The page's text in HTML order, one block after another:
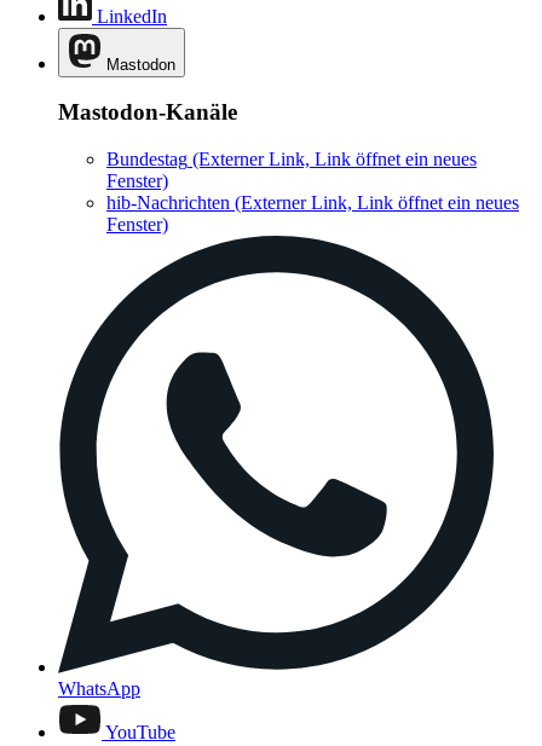
LinkedIn
Mastodon
Mastodon-Kanäle
Bundestag (Externer Link, Link öffnet ein neues
Fenster)
hib-Nachrichten (Externer Link, Link öffnet ein neues
Fenster)
WhatsApp
YouTube